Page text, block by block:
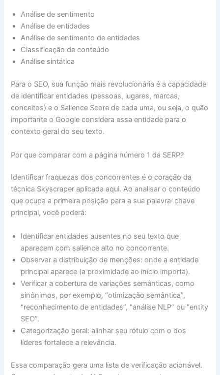
Análise de sentimento
Análise de entidades
Análise de sentimento de entidades
Classificação de conteúdo
Análise sintática
Para o SEO, sua função mais revolucionária é a capacidade
de identificar entidades (pessoas, lugares, marcas,
conceitos) e o Salience Score de cada uma, ou seja, o quão
importante o Google considera essa entidade para o
contexto geral do seu texto.
Por que comparar com a página número 1 da SERP?
Identificar fraquezas dos concorrentes é o coração da
técnica Skyscraper aplicada aqui. Ao analisar o conteúdo
que ocupa a primeira posição para a sua palavra-chave
principal, você poderá:
Identificar entidades ausentes no seu texto que
aparecem com salience alto no concorrente.
Observar a distribuição de menções: onde a entidade
principal aparece (a proximidade ao início importa).
Verificar a cobertura de variações semânticas, como
sinônimos, por exemplo, “otimização semântica”,
“reconhecimento de entidades”, “análise NLP” ou “entity
SEO”.
Categorização geral: alinhar seu rótulo com o dos
líderes fortalece a relevância.
Essa comparação gera uma lista de verificação acionável.